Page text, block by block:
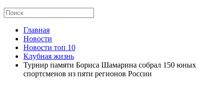
Главная
Новости
Новости топ 10
Клубная жизнь
Турнир памяти Бориса Шамарина собрал 150 юных
спортсменов из пяти регионов России